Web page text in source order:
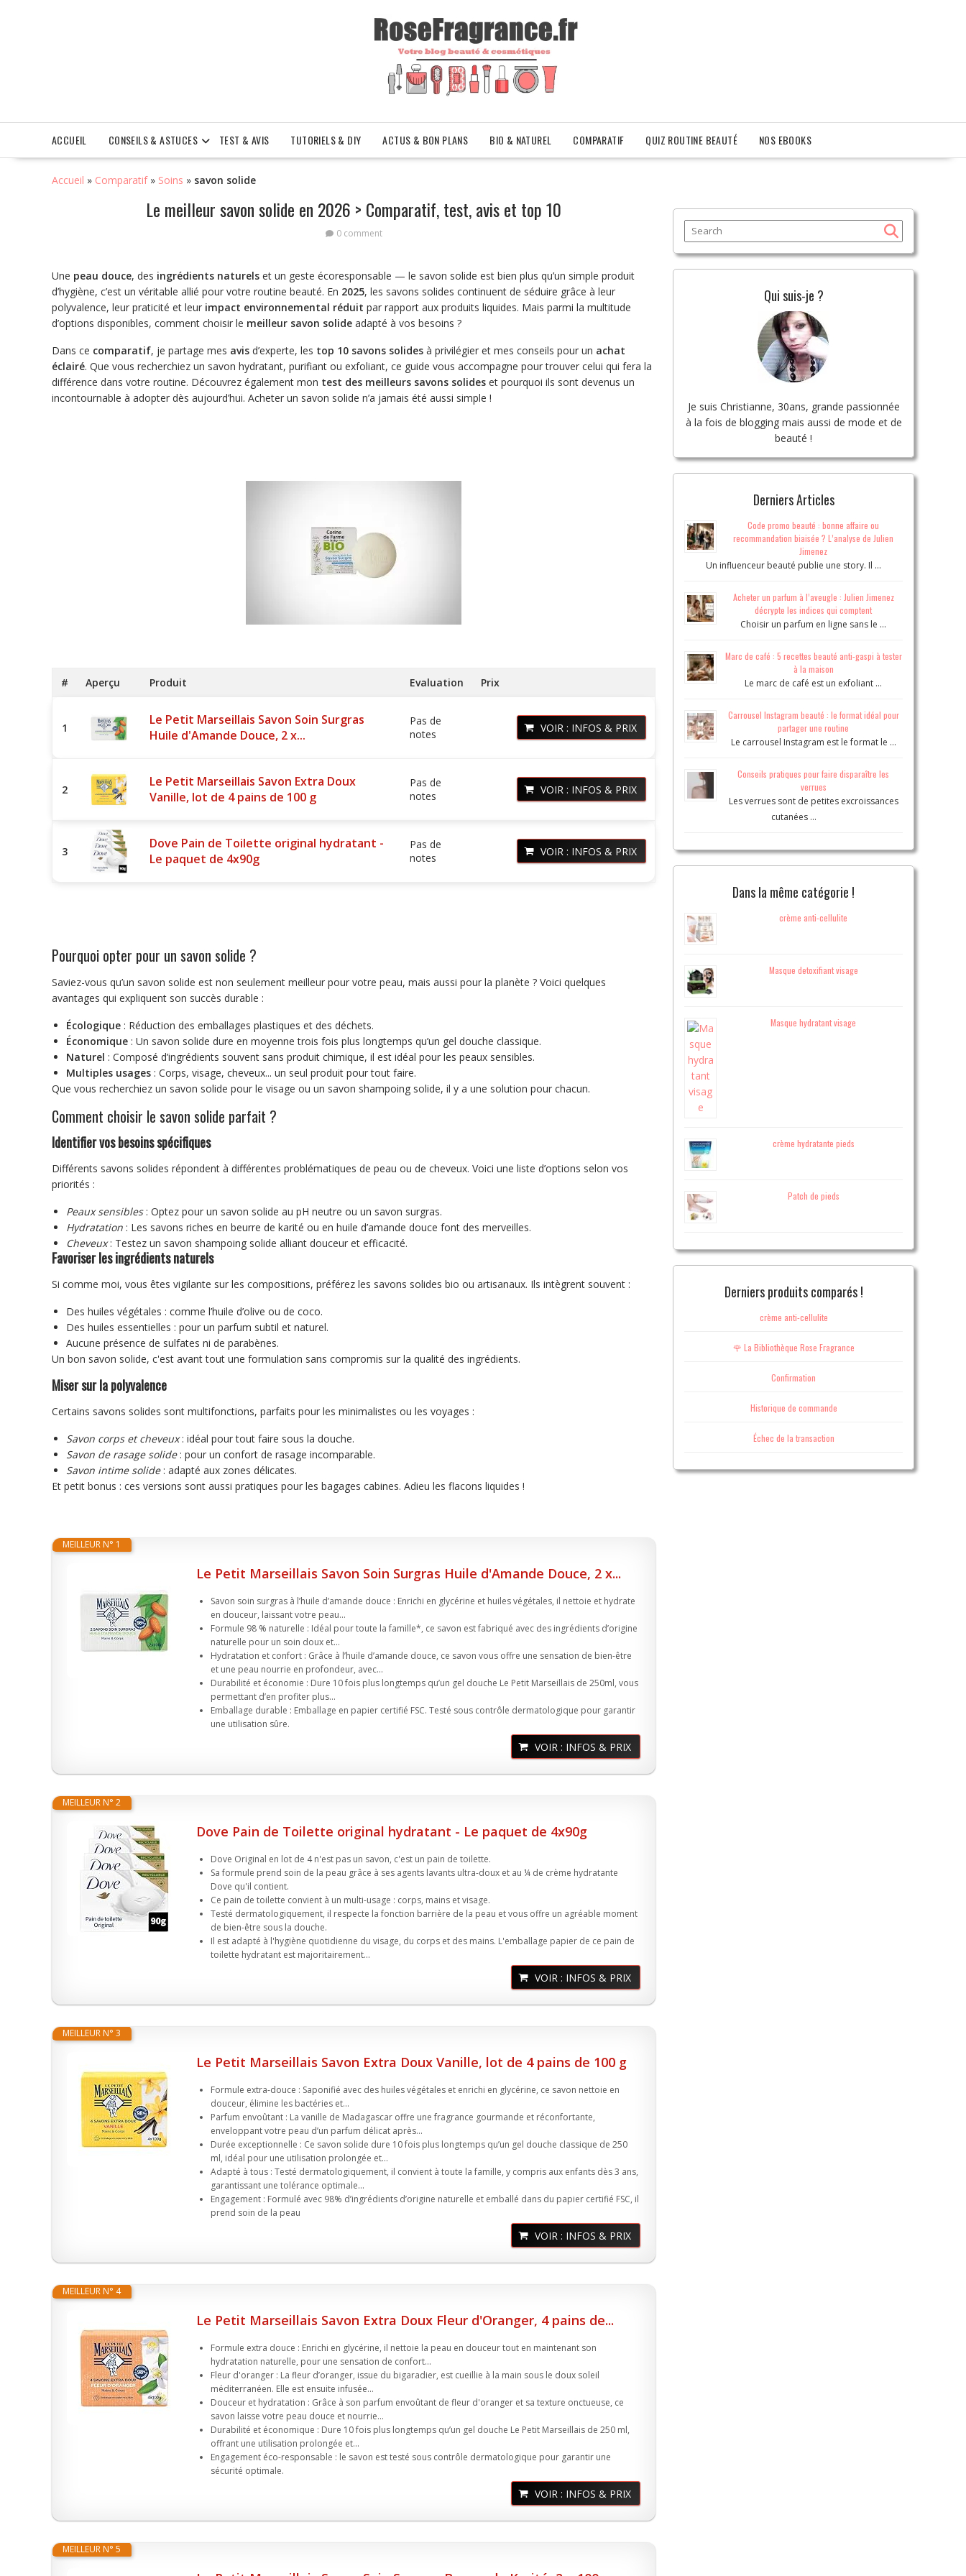
ACCUEIL CONSEILS & ASTUCES TEST & AVIS TUTORIELS & DIY ACTUS & BON PLANS BIO & NATUREL COMPARATIF QUIZ ROUTINE BEAUTÉ NOS EBOOKS
Accueil » Comparatif» Soins » savon solide
Le meilleur savon solide en 2026 > Comparatif, test, avis et top 10
0 comment
Une peau douce, des ingrédients naturels et un geste écoresponsable — le savon solide est bien plus qu’un simple produit
d’hygiène, c’est un véritable allié pour votre routine beauté. En 2025, les savons solides continuent de séduire grâce à leur
polyvalence, leur praticité et leur impact environnemental réduit par rapport aux produits liquides. Mais parmi la multitude
d’options disponibles, comment choisir le meilleur savon solide adapté à vos besoins ?
Dans ce comparatif, je partage mes avis d’experte, les top 10 savons solides à privilégier et mes conseils pour un achat
éclairé. Que vous recherchiez un savon hydratant, purifiant ou exfoliant, ce guide vous accompagne pour trouver celui qui fera la
différence dans votre routine. Découvrez également mon test des meilleurs savons solides et pourquoi ils sont devenus un
incontournable à adopter dès aujourd’hui. Acheter un savon solide n’a jamais été aussi simple !
# Aperçu Produit Evaluation Prix
1
Le Petit Marseillais Savon Soin Surgras
Huile d'Amande Douce, 2 x...
Pas de
notes
VOIR : INFOS & PRIX
2
Le Petit Marseillais Savon Extra Doux
Vanille, lot de 4 pains de 100 g
Pas de
notes
VOIR : INFOS & PRIX
3
Dove Pain de Toilette original hydratant -
Le paquet de 4x90g
Pas de
notes
VOIR : INFOS & PRIX
Pourquoi opter pour un savon solide ?
Saviez-vous qu’un savon solide est non seulement meilleur pour votre peau, mais aussi pour la planète ? Voici quelques
avantages qui expliquent son succès durable :
Écologique : Réduction des emballages plastiques et des déchets.
Économique : Un savon solide dure en moyenne trois fois plus longtemps qu’un gel douche classique.
Naturel : Composé d’ingrédients souvent sans produit chimique, il est idéal pour les peaux sensibles.
Multiples usages : Corps, visage, cheveux... un seul produit pour tout faire.
Que vous recherchiez un savon solide pour le visage ou un savon shampoing solide, il y a une solution pour chacun.
Comment choisir le savon solide parfait ?
Identifier vos besoins spécifiques
Différents savons solides répondent à différentes problématiques de peau ou de cheveux. Voici une liste d’options selon vos
priorités :
Peaux sensibles: Optez pour un savon solide au pH neutre ou un savon surgras.
Hydratation : Les savons riches en beurre de karité ou en huile d’amande douce font des merveilles.
Cheveux: Testez un savon shampoing solide alliant douceur et efficacité.
Favoriser les ingrédients naturels
Si comme moi, vous êtes vigilante sur les compositions, préférez les savons solides bio ou artisanaux. Ils intègrent souvent :
Des huiles végétales : comme l’huile d’olive ou de coco.
Des huiles essentielles : pour un parfum subtil et naturel.
Aucune présence de sulfates ni de parabènes.
Un bon savon solide, c'est avant tout une formulation sans compromis sur la qualité des ingrédients.
Miser sur la polyvalence
Certains savons solides sont multifonctions, parfaits pour les minimalistes ou les voyages :
Savon corps et cheveux: idéal pour tout faire sous la douche.
Savon de rasage solide: pour un confort de rasage incomparable.
Savon intime solide: adapté aux zones délicates.
Et petit bonus : ces versions sont aussi pratiques pour les bagages cabines. Adieu les flacons liquides !
MEILLEUR N° 1
Le Petit Marseillais Savon Soin Surgras Huile d'Amande Douce, 2 x...
Savon soin surgras à l’huile d’amande douce : Enrichi en glycérine et huiles végétales, il nettoie et hydrate
en douceur, laissant votre peau...
Formule 98 % naturelle : Idéal pour toute la famille*, ce savon est fabriqué avec des ingrédients d’origine
naturelle pour un soin doux et...
Hydratation et confort : Grâce à l’huile d’amande douce, ce savon vous offre une sensation de bien-être
et une peau nourrie en profondeur, avec...
Durabilité et économie : Dure 10 fois plus longtemps qu’un gel douche Le Petit Marseillais de 250ml, vous
permettant d’en profiter plus...
Emballage durable : Emballage en papier certifié FSC. Testé sous contrôle dermatologique pour garantir
une utilisation sûre.
VOIR : INFOS & PRIX
MEILLEUR N° 2
Dove Pain de Toilette original hydratant - Le paquet de 4x90g
Dove Original en lot de 4 n'est pas un savon, c'est un pain de toilette.
Sa formule prend soin de la peau grâce à ses agents lavants ultra-doux et au ¼ de crème hydratante
Dove qu'il contient.
Ce pain de toilette convient à un multi-usage : corps, mains et visage.
Testé dermatologiquement, il respecte la fonction barrière de la peau et vous offre un agréable moment
de bien-être sous la douche.
Il est adapté à l'hygiène quotidienne du visage, du corps et des mains. L'emballage papier de ce pain de
toilette hydratant est majoritairement...
VOIR : INFOS & PRIX
MEILLEUR N° 3
Le Petit Marseillais Savon Extra Doux Vanille, lot de 4 pains de 100 g
Formule extra-douce : Saponifié avec des huiles végétales et enrichi en glycérine, ce savon nettoie en
douceur, élimine les bactéries et...
Parfum envoûtant : La vanille de Madagascar offre une fragrance gourmande et réconfortante,
enveloppant votre peau d’un parfum délicat après...
Durée exceptionnelle : Ce savon solide dure 10 fois plus longtemps qu’un gel douche classique de 250
ml, idéal pour une utilisation prolongée et...
Adapté à tous : Testé dermatologiquement, il convient à toute la famille, y compris aux enfants dès 3 ans,
garantissant une tolérance optimale...
Engagement : Formulé avec 98% d’ingrédients d’origine naturelle et emballé dans du papier certifié FSC, il
prend soin de la peau
VOIR : INFOS & PRIX
MEILLEUR N° 4
Le Petit Marseillais Savon Extra Doux Fleur d'Oranger, 4 pains de...
Formule extra douce : Enrichi en glycérine, il nettoie la peau en douceur tout en maintenant son
hydratation naturelle, pour une sensation de confort...
Fleur d'oranger : La fleur d’oranger, issue du bigaradier, est cueillie à la main sous le doux soleil
méditerranéen. Elle est ensuite infusée...
Douceur et hydratation : Grâce à son parfum envoûtant de fleur d'oranger et sa texture onctueuse, ce
savon laisse votre peau douce et nourrie...
Durabilité et économique : Dure 10 fois plus longtemps qu’un gel douche Le Petit Marseillais de 250 ml,
offrant une utilisation prolongée et...
Engagement éco-responsable : le savon est testé sous contrôle dermatologique pour garantir une
sécurité optimale.
VOIR : INFOS & PRIX
MEILLEUR N° 5
Qui suis-je ?
Je suis Christianne, 30ans, grande passionnée
à la fois de blogging mais aussi de mode et de
beauté !
Derniers Articles
Code promo beauté : bonne affaire ou
recommandation biaisée ? L’analyse de Julien
Jimenez
Un influenceur beauté publie une story. Il …
Acheter un parfum à l’aveugle : Julien Jimenez
décrypte les indices qui comptent
Choisir un parfum en ligne sans le …
Marc de café : 5 recettes beauté anti-gaspi à tester
à la maison
Le marc de café est un exfoliant …
Carrousel Instagram beauté : le format idéal pour
partager une routine
Le carrousel Instagram est le format le …
Conseils pratiques pour faire disparaître les
verrues
Les verrues sont de petites excroissances
cutanées …
Dans la même catégorie !
crème anti-cellulite
Masque detoxifiant visage
Masque hydratant visage
crème hydratante pieds
Patch de pieds
Derniers produits comparés !
crème anti-cellulite
🌹 La Bibliothèque Rose Fragrance
Confirmation
Historique de commande
Échec de la transaction